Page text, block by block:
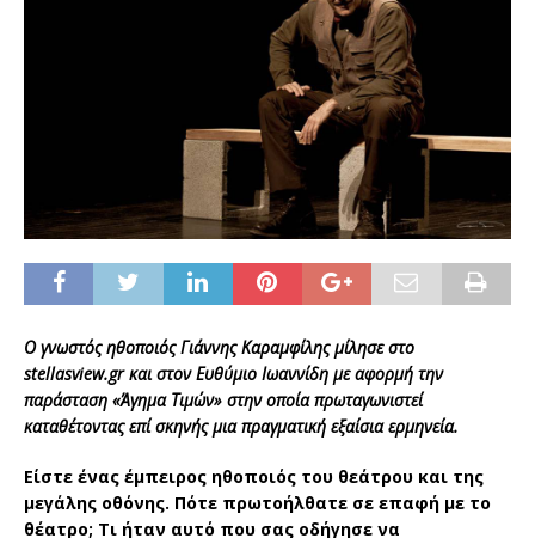
Ο γνωστός ηθοποιός Γιάννης Καραμφίλης μίλησε στο
stellasview.gr και στον Ευθύμιο Ιωαννίδη με αφορμή την
παράσταση «Άγημα Τιμών» στην οποία πρωταγωνιστεί
καταθέτοντας επί σκηνής μια πραγματική εξαίσια ερμηνεία.
Είστε ένας έμπειρος ηθοποιός του θεάτρου και της
μεγάλης οθόνης. Πότε πρωτοήλθατε σε επαφή με το
θέατρο; Τι ήταν αυτό που σας οδήγησε να